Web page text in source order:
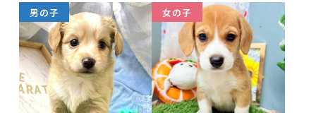
男の子 女の子